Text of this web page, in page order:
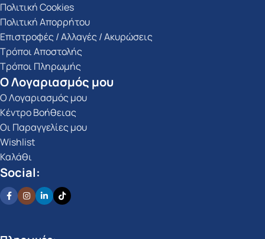
Πολιτική Cookies
Πολιτική Απορρήτου
Επιστροφές / Αλλαγές / Ακυρώσεις
Τρόποι Αποστολής
Τρόποι Πληρωμής
Ο Λογαριασμός μου
Ο Λογαριασμός μου
Κέντρο Βοήθειας
Οι Παραγγελίες μου
Wishlist
Καλάθι
Social: